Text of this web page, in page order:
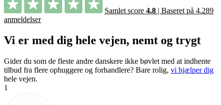
Samlet score 4.8 | Baseret på 4.289
anmeldelser
Vi er med dig hele vejen, nemt og trygt
Gider du som de fleste andre danskere ikke bøvlet med at indhente
tilbud fra flere ophuggere og forhandlere? Bare rolig, vi hjælper dig
hele vejen.
1